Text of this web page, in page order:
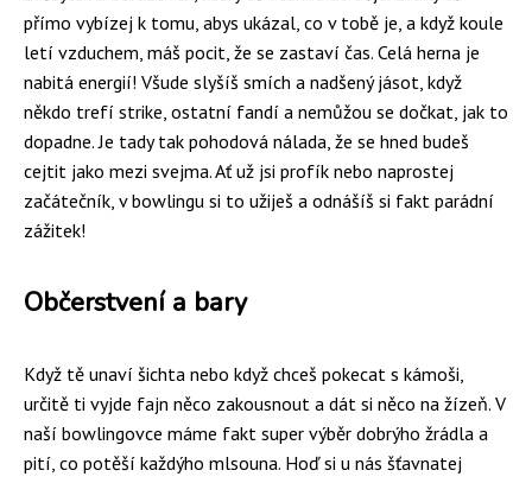
přímo vybízej k tomu, abys ukázal, co v tobě je, a když koule
letí vzduchem, máš pocit, že se zastaví čas. Celá herna je
nabitá energií! Všude slyšíš smích a nadšený jásot, když
někdo trefí strike, ostatní fandí a nemůžou se dočkat, jak to
dopadne. Je tady tak pohodová nálada, že se hned budeš
cejtit jako mezi svejma. Ať už jsi profík nebo naprostej
začátečník, v bowlingu si to užiješ a odnášíš si fakt parádní
zážitek!
Občerstvení a bary
Když tě unaví šichta nebo když chceš pokecat s kámoši,
určitě ti vyjde fajn něco zakousnout a dát si něco na žízeň. V
naší bowlingovce máme fakt super výběr dobrýho žrádla a
pití, co potěší každýho mlsouna. Hoď si u nás šťavnatej